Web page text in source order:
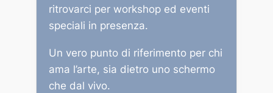
ritrovarci per workshop ed eventi
speciali in presenza.
Un vero punto di riferimento per chi
ama l’arte, sia dietro uno schermo
che dal vivo.